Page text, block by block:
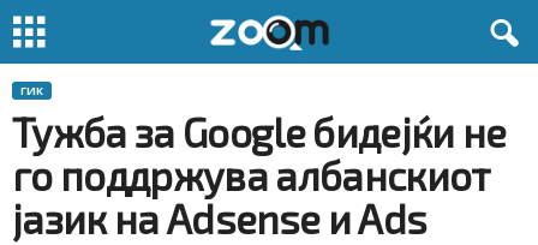
ГИК
Тужба за Google бидејќи не
го поддржува албанскиот
јазик на Adsense и Ads